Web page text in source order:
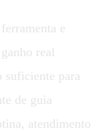
e
real
suficiente para
de guia
atendimento